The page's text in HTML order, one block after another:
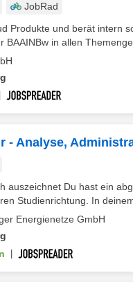
JobRad
Produkte und berät intern
BAAINBw in allen
- Analyse,
auszeichnet Du hast ein
Studienrichtung. In
Energienetze GmbH